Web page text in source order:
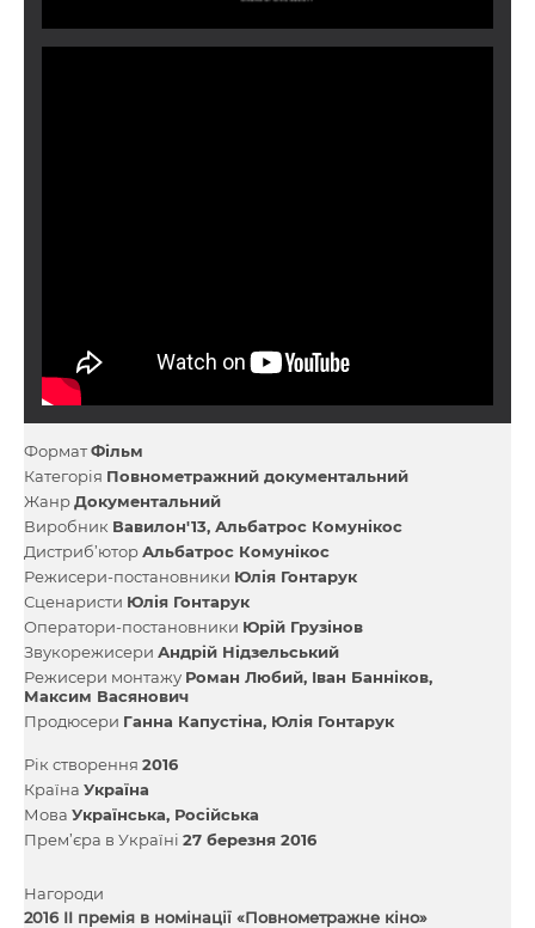
ФорматФільм
Категорія Повнометражний документальний
ЖанрДокументальний
Виробник Вавилон'13 Альбатрос Комунікос
Дистриб’юторАльбатрос Комунікос
Режисери-постановники Юлія Гонтарук
Сценаристи Юлія Гонтарук
Оператори-постановники Юрій Грузінов
Звукорежисери Андрій Нідзельський
Режисери монтажу Роман Любий Іван Банніков
Максим Васянович
Продюсери Ганна Капустіна Юлія Гонтарук
Рік створення 2016
Країна Україна
Мова Українська Російська
Прем’єра в Україні 27 березня 2016
Нагороди
2016 II премія в номінації «Повнометражне кіно»